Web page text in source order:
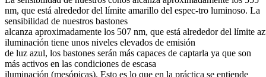
nm, que está alrededor del límite amarillo del espec-tro luminoso. La
sensibilidad de nuestros bastones
alcanza aproximadamente los 507 nm, que está alrededor del límite
iluminación tiene unos niveles elevados de emisión
de luz azul, los bastones serán más capaces de captarla ya que son
más activos en las condiciones de escasa
iluminación (mesópicas). Esto es lo que en la práctica se entiende